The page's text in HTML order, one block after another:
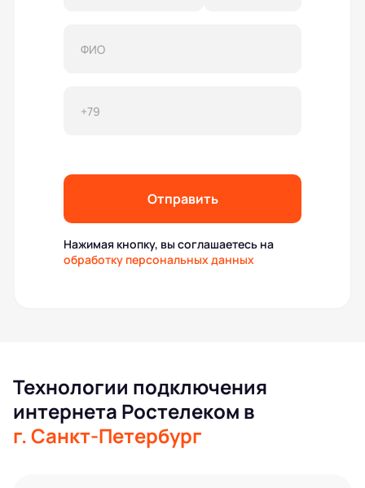
Отправить
Нажимая кнопку, вы соглашаетесь на
обработку персональных данных
Технологии подключения
интернета Ростелеком в
г. Санкт-Петербург